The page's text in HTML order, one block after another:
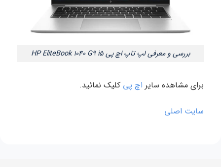
بررسی و معرفی لپ تاپ اچ پی HP EliteBook 1040 G9 i5
برای مشاهده سایر اچ پی کلیک نمائید.
سایت اصلی